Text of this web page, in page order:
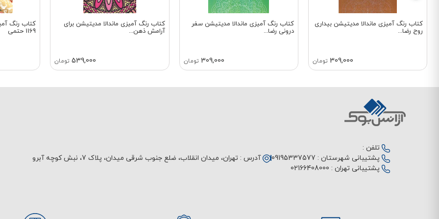
کتاب رنگ آمیزی ماندالا مدیتیشن بیداری
روح رضا...
309,000 تومان
کتاب رنگ آمیزی ماندالا مدیتیشن سفر
درونی رضا...
309,000 تومان
کتاب رنگ آمیزی ماندالا مدیتیشن برای
آرامش ذهن...
539,000 تومان
کتاب رنگ
1169 حتمی
تلفن :
پشتیبانی شهرستان : 09195337577
پشتیبانی تهران : 02166408000
آدرس : تهران، میدان انقلاب، ضلع جنوب شرقی میدان، پلاک 7، نبش کوچه آبرو